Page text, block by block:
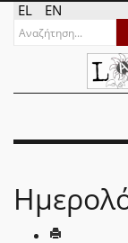
EL EN